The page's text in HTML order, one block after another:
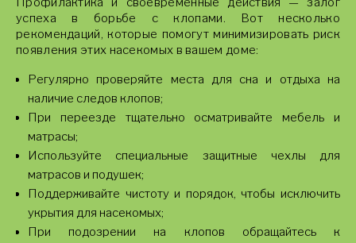
успеха в борьбе с клопами. Вот несколько
рекомендаций, которые помогут минимизировать риск
появления этих насекомых в вашем доме:
Регулярно проверяйте места для сна и отдыха на
наличие следов клопов;
При переезде тщательно осматривайте мебель и
матрасы;
Используйте специальные защитные чехлы для
матрасов и подушек;
Поддерживайте чистоту и порядок, чтобы исключить
укрытия для насекомых;
При подозрении на клопов обращайтесь к